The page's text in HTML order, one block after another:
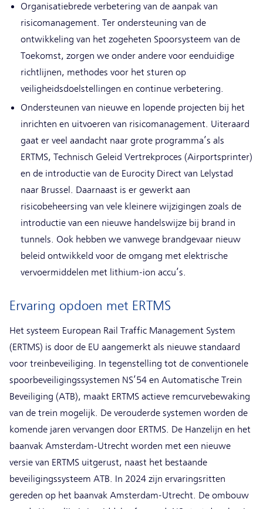
Organisatiebrede verbetering van de aanpak van
risicomanagement. Ter ondersteuning van de
ontwikkeling van het zogeheten Spoorsysteem van de
Toekomst, zorgen we onder andere voor eenduidige
richtlijnen, methodes voor het sturen op
veiligheidsdoelstellingen en continue verbetering.
Ondersteunen van nieuwe en lopende projecten bij het
inrichten en uitvoeren van risicomanagement. Uiteraard
gaat er veel aandacht naar grote programma’s als
ERTMS, Technisch Geleid Vertrekproces (Airportsprinter)
en de introductie van de Eurocity Direct van Lelystad
naar Brussel. Daarnaast is er gewerkt aan
risicobeheersing van vele kleinere wijzigingen zoals de
introductie van een nieuwe handelswijze bij brand in
tunnels. Ook hebben we vanwege brandgevaar nieuw
beleid ontwikkeld voor de omgang met elektrische
vervoermiddelen met lithium-ion accu’s.
Ervaring opdoen met ERTMS
Het systeem European Rail Traffic Management System
(ERTMS) is door de EU aangemerkt als nieuwe standaard
voor treinbeveiliging. In tegenstelling tot de conventionele
spoorbeveiligingssystemen NS’54 en Automatische Trein
Beveiliging (ATB), maakt ERTMS actieve remcurvebewaking
van de trein mogelijk. De verouderde systemen worden de
komende jaren vervangen door ERTMS. De Hanzelijn en het
baanvak Amsterdam-Utrecht worden met een nieuwe
versie van ERTMS uitgerust, naast het bestaande
beveiligingssysteem ATB. In 2024 zijn ervaringsritten
gereden op het baanvak Amsterdam-Utrecht. De ombouw